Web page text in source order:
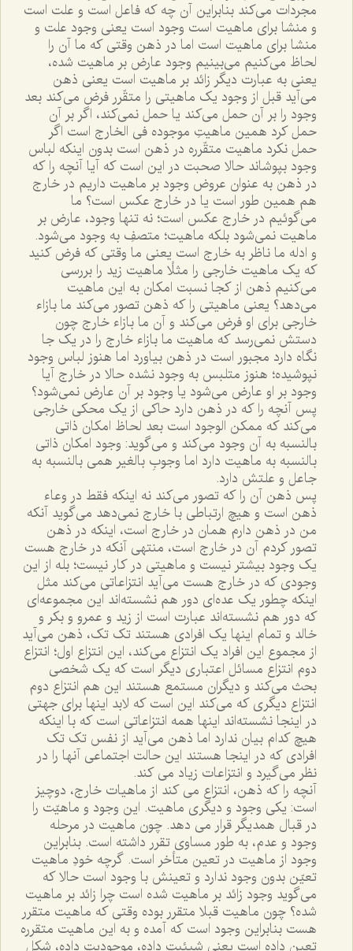
مجردات مى‌کند بنابراين آن چه که فاعل است و علت است
و منشا براى ماهيت است وجود است يعنى وجود علت و
منشا براى ماهيت است اما در ذهن وقتى که ما آن را
لحاظ مى‌کنيم مى‌بينيم وجود عارض بر ماهيت شده،
يعنى به عبارت ديگر زائد بر ماهيت است يعنى ذهن
مى‌آيد قبل از وجود يک ماهيتى را متقّرر فرض مى‌کند بعد
وجود را بر آن حمل مى‌کند يا حمل نمى‌کند، اگر بر آن
حمل کرد همين ماهيتِ موجوده فى الخارج است اگر
حمل نکرد ماهيت متقّرره در ذهن است بدون اينکه لباس
وجود بپوشاند حالا صحبت در اين است که آيا آنچه را که
در ذهن به عنوان عروض وجود بر ماهيت داريم در خارج
هم همين طور است يا در خارج عکس است؟ ما
مى‌گوئيم در خارج عکس است؛ نه تنها وجود، عارض بر
ماهيت نمى‌شود بلکه ماهيت؛ متصفِ به وجود مى‌شود.
و ادله ما ناظر به خارج است يعنى ما وقتى که فرض کنيد
که يک ماهيت خارجى را مثلًا ماهيت زيد را بررسى
مى‌کنيم ذهن از کجا نسبت امکان به اين ماهيت
مى‌دهد؟ يعنى ماهيتى را که ذهن تصور مى‌کند ما بازاء
خارجى براى او فرض مى‌کند و آن ما بازاء خارج چون
دستش نمى‌رسد که ماهيت ما بازاء خارج را در يک جا
نگاه دارد مجبور است در ذهن بياورد اما هنوز لباس وجود
نپوشيده؛ هنوز متلبس به وجود نشده حالا در خارج آيا
وجود بر او عارض مى‌شود يا وجود بر آن عارض نمى‌شود؟
پس آنچه را که در ذهن دارد حاکى از يک محکى خارجى
مى‌کند که ممکن الوجود است بعد لحاظ امکان ذاتى
بالنسبه به آن وجود مى‌کند و مى‌گويد: وجود امکان ذاتى
بالنسبه به ماهيت دارد اما وجوبِ بالغير همى بالنسبه به
جاعل و علتش دارد.
پس ذهن آن را که تصور مى‌کند نه اينکه فقط در وعاء
ذهن است و هيچ ارتباطى با خارج نمى‌دهد مى‌گويد آنکه
من در ذهن دارم همان در خارج است، اينکه در ذهن
تصور کردم آن در خارج است، منتهى آنکه در خارج هست
يک وجود بيشتر نيست و ماهيتى در کار نيست؛ بله از اين
وجودى که در خارج هست مى‌آيد انتزاعاتى مى‌کند مثل
اينکه چطور يک عده‌اى دور هم نشسته‌اند اين مجموعه‌اى
که دور هم نشسته‌اند عبارت است از زيد و عمرو و بکر و
خالد و تمام اينها يک افرادى هستند تک تک، ذهن مى‌آيد
از مجموع اين افراد يک انتزاع مى‌کند، اين انتزاع اول؛ انتزاع
دوم انتزاع مسائل اعتبارى ديگر است که يک شخصى
بحث مى‌کند و ديگران مستمع هستند اين هم انتزاع دوم
انتزاع ديگرى که مى‌کند اين است که لابد اينها براى جهتى
در اينجا نشسته‌اند اينها همه انتزاعاتى است که با اينکه
هيچ کدام بيان ندارد اما ذهن مى‌آيد از نفس تک تک
افرادى که در اينجا هستند اين حالت اجتماعى آنها را در
نظر مى‌گيرد و انتزاعات زياد مى کند.
آنچه را که ذهن، انتزاع مى کند از ماهيات خارج، دوچيز
است: يکى وجود و ديگرى ماهيت. اين وجود و ماهيّت را
در قبال همديگر قرار مى دهد. چون ماهيت در مرحله
وجود و عدم، به طور مساوى تقرر داشته است. بنابراين
وجود از ماهيت در تعين متأخر است. گرچه خودِ ماهيت
تعيّن بدون وجود ندارد و تعينش با وجود است حالا که
مى‌گويد وجود زائد بر ماهيت شده است چرا زائد بر ماهيت
شده؟ چون ماهيت قبلا متقرر بوده وقتى که ماهيت متقرر
هست بنابراين وجود است که آمده و به اين ماهيت متقرره
تعين داده است يعنى شيئيت داده، موجوديت داده، شکل